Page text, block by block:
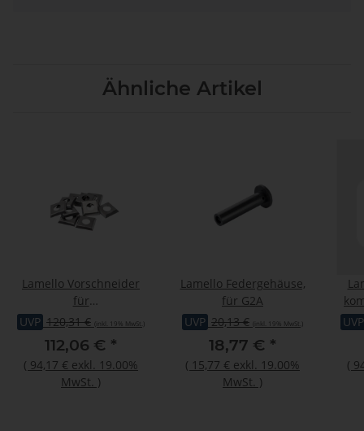
Ähnliche Artikel
Lamello Vorschneider
für
Wendeschneidenfräser
8 mm, 10 Stück, passend
zu Art.Nr. 132108
UVP 120,31 € (inkl. 19% MwSt.)
112,06 € *
( 94,17 € exkl. 19.00%
MwSt. )
Lamello Federgehäuse,
für G2A
UVP 20,13 € (inkl. 19% MwSt.)
18,77 € *
( 15,77 € exkl. 19.00%
MwSt. )
UVP
(